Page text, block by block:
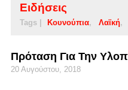
Ειδήσεις
Tags | Κουνούπια Λαϊκή
Πρόταση Για Την
20 Αυγούστου, 2018